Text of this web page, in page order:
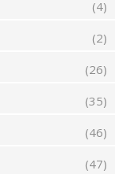
(4)
(2)
(26)
(35)
(46)
(47)